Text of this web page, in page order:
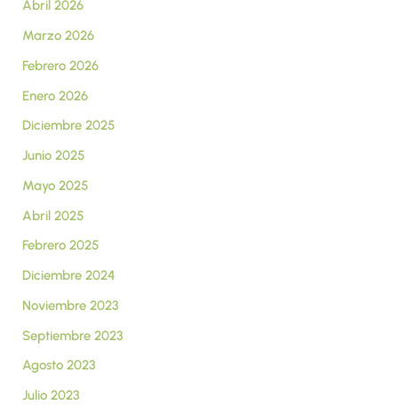
Abril 2026
Marzo 2026
Febrero 2026
Enero 2026
Diciembre 2025
Junio 2025
Mayo 2025
Abril 2025
Febrero 2025
Diciembre 2024
Noviembre 2023
Septiembre 2023
Agosto 2023
Julio 2023